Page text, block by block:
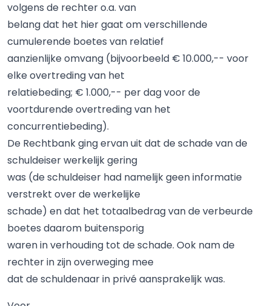
volgens de rechter o.a. van
belang dat het hier gaat om verschillende
cumulerende boetes van relatief
aanzienlijke omvang (bijvoorbeeld € 10.000,-- voor
elke overtreding van het
relatiebeding; € 1.000,-- per dag voor de
voortdurende overtreding van het
concurrentiebeding).
De Rechtbank ging ervan uit dat de schade van de
schuldeiser werkelijk gering
was (de schuldeiser had namelijk geen informatie
verstrekt over de werkelijke
schade) en dat het totaalbedrag van de verbeurde
boetes daarom buitensporig
waren in verhouding tot de schade. Ook nam de
rechter in zijn overweging mee
dat de schuldenaar in privé aansprakelijk was.